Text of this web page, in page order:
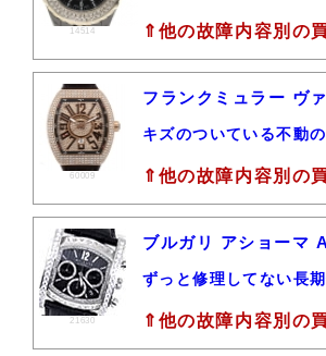
14514 ⇑他の故障内容別の
60009
フランクミュラー ヴ
キズのついている不動
⇑他の故障内容別の
21630
ブルガリ アショーマ
ずっと修理してない長
⇑他の故障内容別の